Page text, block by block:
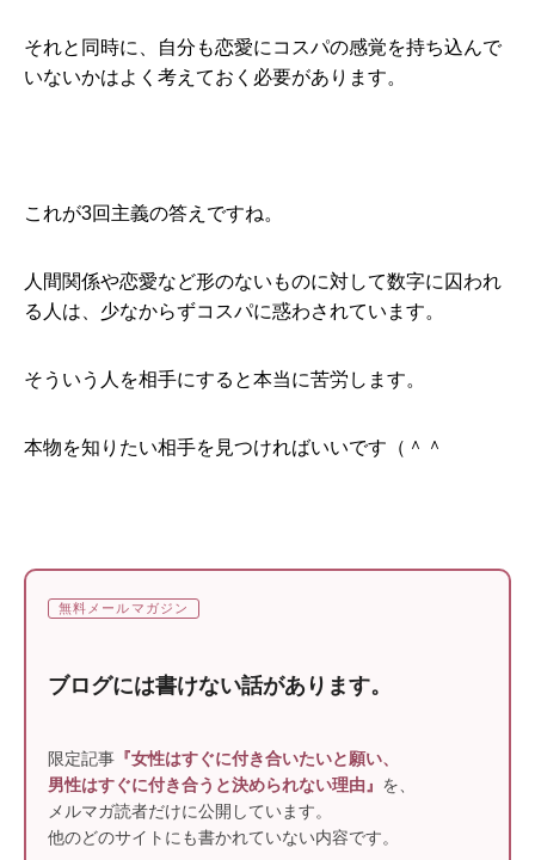
それと同時に、自分も恋愛にコスパの感覚を持ち込んで
いないかはよく考えておく必要があります。
これが3回主義の答えですね。
人間関係や恋愛など形のないものに対して数字に囚われ
る人は、少なからずコスパに惑わされています。
そういう人を相手にすると本当に苦労します。
本物を知りたい相手を見つければいいです（＾＾
無料メールマガジン
ブログには書けない話があります。
限定記事 『女性はすぐに付き合いたいと願い、
男性はすぐに付き合うと決められない理由』 を、
メルマガ読者だけに公開しています。
他のどのサイトにも書かれていない内容です。